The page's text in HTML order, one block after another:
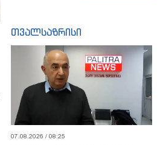
თვალსაზრისი
07.08.2026 / 08:25